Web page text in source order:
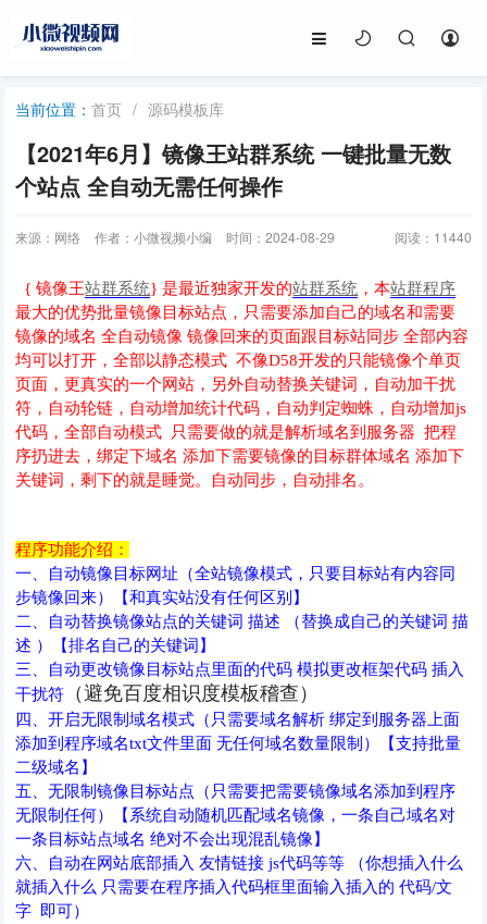
当前位置：首页 / 源码模板库
【2021年6月】镜像王站群系统 一键批量无数
个站点 全自动无需任何操作
来源：网络 作者：小微视频小编 时间：2024-08-29 阅读： 11440
{ 镜像王站群系统} 是最近独家开发的站群系统 ，本站群程序
最大的优势批量镜像目标站点，只需要添加自己的域名和需要
镜像的域名 全自动镜像 镜像回来的页面跟目标站同步 全部内容
均可以打开，全部以静态模式 不像D58开发的只能镜像个单页
页面，更真实的一个网站，另外自动替换关键词，自动加干扰
符，自动轮链，自动增加统计代码，自动判定蜘蛛，自动增加js
代码，全部自动模式 只需要做的就是解析域名到服务器 把程
序扔进去，绑定下域名 添加下需要镜像的目标群体域名 添加下
关键词，剩下的就是睡觉。自动同步，自动排名。
程序功能介绍：
一、自动镜像目标网址（全站镜像模式，只要目标站有内容同
步镜像回来）【和真实站没有任何区别】
二、自动替换镜像站点的关键词 描述 （替换成自己的关键词 描
述 ）【排名自己的关键词】
三、自动更改镜像目标站点里面的代码 模拟更改框架代码 插入
干扰符
（避免百度相识度模板稽查）
四、开启无限制域名模式（只需要域名解析 绑定到服务器上面
添加到程序域名txt文件里面 无任何域名数量限制）【支持批量
二级域名】
五、无限制镜像目标站点（只需要把需要镜像域名添加到程序
无限制任何）【系统自动随机匹配域名镜像，一条自己域名对
一条目标站点域名 绝对不会出现混乱镜像】
六、自动在网站底部插入 友情链接 js代码等等 （你想插入什么
就插入什么 只需要在程序插入代码框里面输入插入的 代码/文
字 即可）